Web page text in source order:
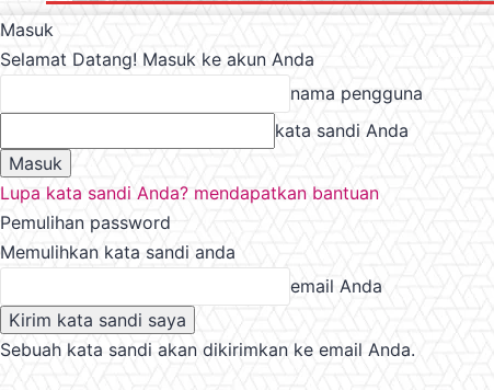
Masuk
Selamat Datang! Masuk ke akun Anda
nama pengguna
kata sandi Anda
Lupa kata sandi Anda? mendapatkan bantuan
Pemulihan password
Memulihkan kata sandi anda
email Anda
Sebuah kata sandi akan dikirimkan ke email Anda.